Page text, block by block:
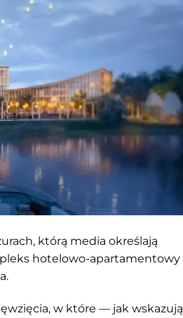
którą media określają
hotelowo-apartamentowy
w które — jak wskazują